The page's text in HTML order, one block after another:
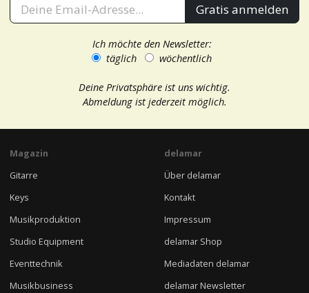
Gratis anmelden
Ich möchte den Newsletter:
täglich
wöchentlich
Deine Privatsphäre ist uns wichtig.
Abmeldung ist jederzeit möglich.
Magazin
Gitarre
Keys
Musikproduktion
Studio Equipment
Eventtechnik
Musikbusiness
delamar
Über delamar
Kontakt
Impressum
delamar Shop
Mediadaten delamar
delamar Newsletter